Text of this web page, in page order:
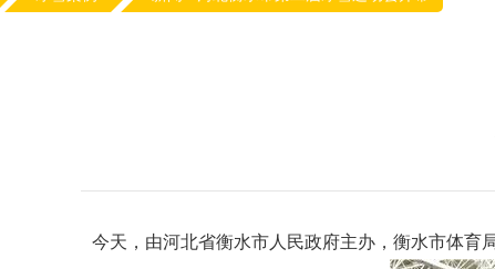
今天，由河北省衡水市人民政府主办，衡水市体育